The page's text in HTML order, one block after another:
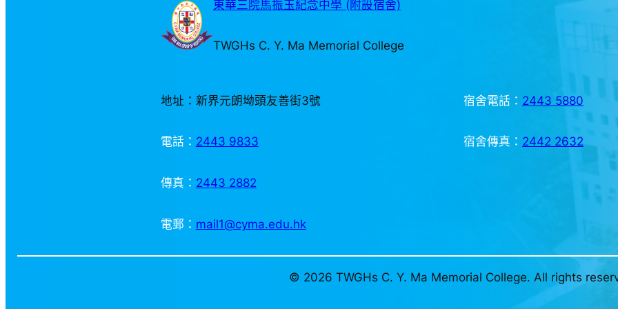
東華三院馬振玉紀念中學 (附設宿舍)
TWGHs C. Y. Ma Memorial College
地址：新界元朗坳頭友善街3號
電話： 2443 9833
傳真： 2443 2882
電郵： mail1@cyma.edu.hk
宿舍電話： 2443 5880
宿舍傳真： 2442 2632
© 2026 TWGHs C. Y. Ma Memorial College. All rights